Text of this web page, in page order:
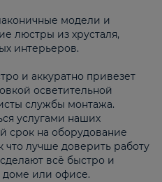
модели и
люстры из хрусталя,
интерьеров.
и аккуратно привезет
осветительной
службы монтажа.
услугами наших
срок на оборудование
что лучше доверить работу
всё быстро и
доме или офисе.